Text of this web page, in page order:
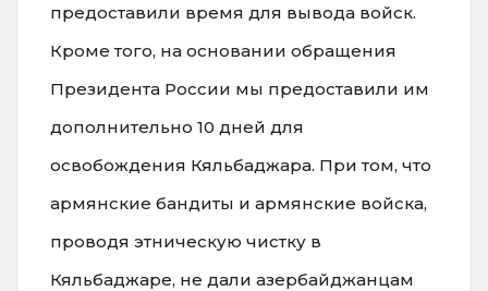
предоставили время для вывода войск.
Кроме того, на основании обращения
Президента России мы предоставили им
дополнительно 10 дней для
освобождения Кяльбаджара. При том, что
армянские бандиты и армянские войска,
проводя этническую чистку в
Кяльбаджаре, не дали азербайджанцам